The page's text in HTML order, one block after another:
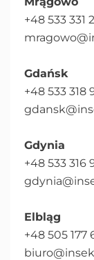
+48 533 331
Gdańsk
+48 533 318
Gdynia
+48 533 316
Elbląg
+48 505 177